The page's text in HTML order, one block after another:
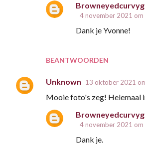
BEANTWOORDEN
4 november 2021 om
Dank je Yvonne!
Unknown 13 oktober 2021
Mooie foto's zeg! Helemaal
4 november 2021 om
Dank je.